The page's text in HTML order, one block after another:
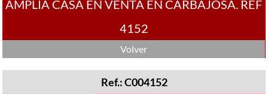
AMPLIA CASA EN VENTA EN CARBAJOSA. REF
4152
Volver
Ref.: C004152